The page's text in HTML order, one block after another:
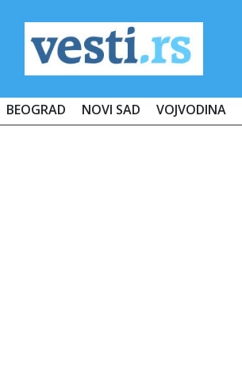
BEOGRAD NOVI SAD VOJVODINA